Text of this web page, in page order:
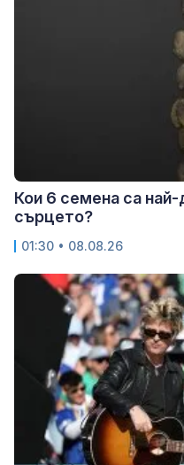
Кои 6 семена са
сърцето?
01:30 • 08.08.26